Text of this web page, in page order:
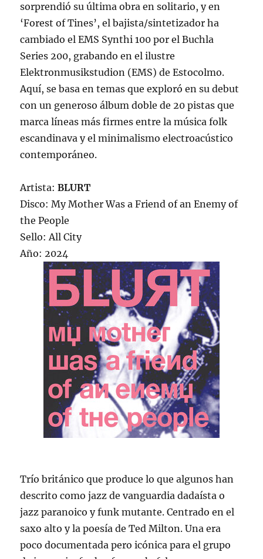
sorprendió su última obra en solitario, y en
‘Forest of Tines’, el bajista/sintetizador ha
cambiado el EMS Synthi 100 por el Buchla
Series 200, grabando en el ilustre
Elektronmusikstudion (EMS) de Estocolmo.
Aquí, se basa en temas que exploró en su debut
con un generoso álbum doble de 20 pistas que
marca líneas más firmes entre la música folk
escandinava y el minimalismo electroacústico
contemporáneo.
Artista:BLURT
Disco: My Mother Was a Friend of an Enemy of
the People
Sello: All City
Año: 2024
Trío británico que produce lo que algunos han
descrito como jazz de vanguardia dadaísta o
jazz paranoico y funk mutante. Centrado en el
saxo alto y la poesía de Ted Milton. Una era
poco documentada pero icónica para el grupo